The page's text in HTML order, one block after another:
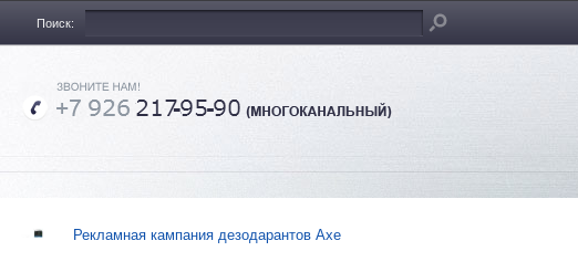
Поиск:
Рекламная кампания дезодарантов Axe